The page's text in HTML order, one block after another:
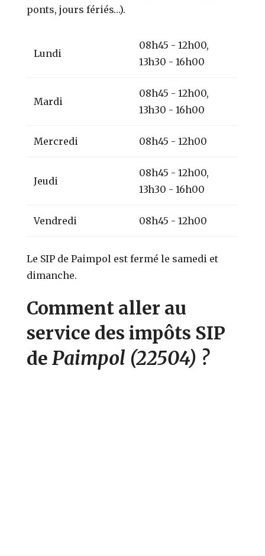
ponts, jours fériés…).
Lundi
08h45 - 12h00,
13h30 - 16h00
Mardi
08h45 - 12h00,
13h30 - 16h00
Mercredi 08h45 - 12h00
Jeudi
08h45 - 12h00,
13h30 - 16h00
Vendredi 08h45 - 12h00
Le SIP de Paimpol est fermé le samedi et
dimanche.
Comment aller au
service des impôts SIP
dePaimpol (22504) ?